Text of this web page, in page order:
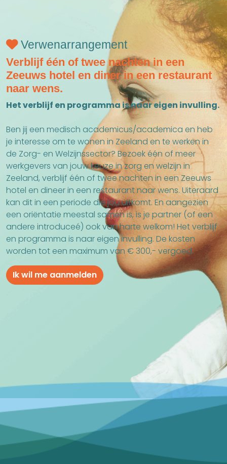
Verwenarrangement
Verblijf één of twee nachten in een
Zeeuws hotel en diner in een restaurant
naar wens.
Het verblijf en programma is naar eigen invulling.
Ben jij een medisch academicus/academica en heb
je interesse om te wonen in Zeeland en te werken in
de Zorg- en Welzijnssector? Bezoek één of meer
werkgevers van jouw keuze in zorg en welzijn in
Zeeland, verblijf één of twee nachten in een Zeeuws
hotel en dineer in een restaurant naar wens. Uiteraard
kan dit in een periode die jou uitkomt. En aangezien
een oriëntatie meestal samen is, is je partner (of een
andere introduceé) ook van harte welkom! Het verblijf
en programma is naar eigen invulling. De kosten
worden tot een maximum van € 300,- vergoed.
Ik wil me aanmelden